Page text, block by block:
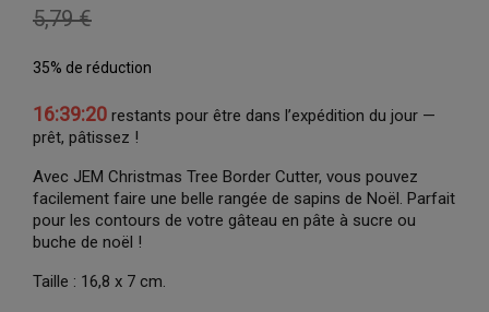
5,79 €
35% de réduction
16:39:19 restants pour être dans l’expédition du jour —
prêt, pâtissez !
Avec JEM Christmas Tree Border Cutter, vous pouvez
facilement faire une belle rangée de sapins de Noël. Parfait
pour les contours de votre gâteau en pâte à sucre ou
buche de noël !
Taille : 16,8 x 7 cm.